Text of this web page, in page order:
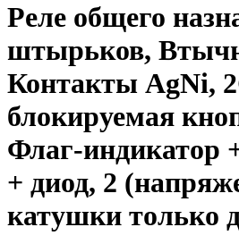
Реле общего
штырьков,
Контакты AgNi,
блокируемая
Флаг-индикатор
+ диод, 2
катушки только